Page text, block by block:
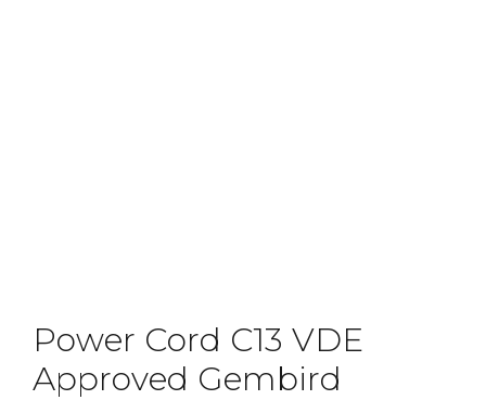
Power Cord C13 VDE
Approved Gembird